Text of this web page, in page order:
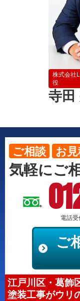
株式会社
役
寺田
ご相談 お見
気軽にご
電話
ご
江戸川区・葛飾
塗装工事がウリ